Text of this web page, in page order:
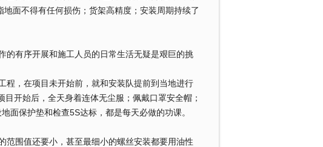
面不得有任何损伤；货架高精度；安装周期持续了
有序开展和施工人员的日常生活无疑是艰巨的挑
，在项目未开始前，就和安装队提前到当地进行
开始后，全天身着连体无尘服；佩戴口罩安全帽；
面保护垫和检查5S达标，都是每天必做的功课。
围值还要小，甚至最细小的螺丝安装都要用油性